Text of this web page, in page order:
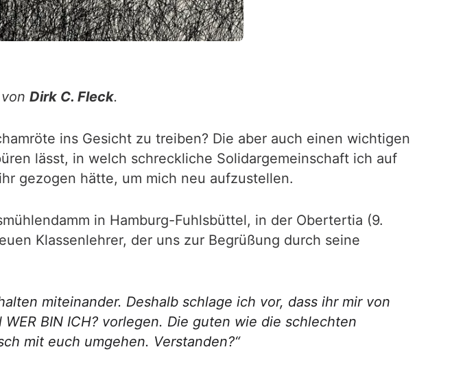
Dirk C. Fleck.
ins Gesicht zu treiben? Die aber auch einen wichtigen
lässt, in welch schreckliche Solidargemeinschaft ich auf
gezogen hätte, um mich neu aufzustellen.
in Hamburg-Fuhlsbüttel, in der Obertertia (9.
Klassenlehrer, der uns zur Begrüßung durch seine
miteinander. Deshalb schlage ich vor, dass ihr mir von
BIN ICH? vorlegen. Die guten wie die schlechten
mit euch umgehen. Verstanden?“